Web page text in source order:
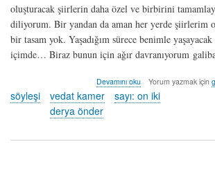
oluşturacak şiirlerin daha özel ve birbirini
diliyorum. Bir yandan da aman her yerde şiirlerim
bir tasam yok. Yaşadığım sürece benimle
içimde… Biraz bunun için ağır davranıyorum
söyleşi:
önder
hakkında
Devamını oku Yorum yazmak için
söyleşi
vedat kamer
derya önder
sayı: on iki